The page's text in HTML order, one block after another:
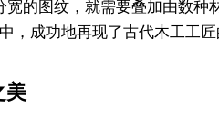
宽的图纹，就需要叠加由数种
，成功地再现了古代木工工匠
美